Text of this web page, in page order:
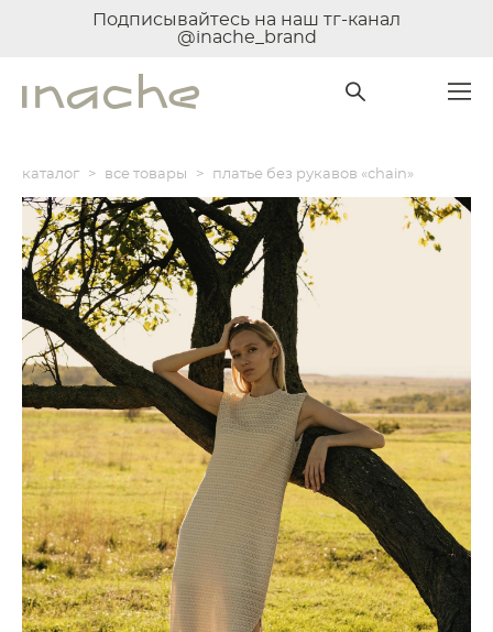
Подписывайтесь на наш тг-канал
@inache_brand
каталог > все товары > платье без рукавов «chain»